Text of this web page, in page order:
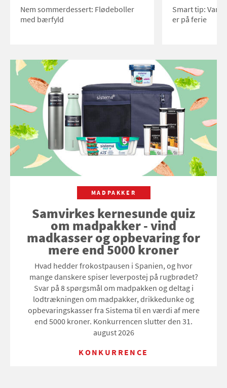
Nem sommerdessert: Flødeboller
med bærfyld
Smart tip:
er på ferie
MADPAKKER
Samvirkes kernesunde quiz
om madpakker - vind
madkasser og opbevaring for
mere end 5000 kroner
Hvad hedder frokostpausen i Spanien, og hvor
mange danskere spiser leverpostej på rugbrødet?
Svar på 8 spørgsmål om madpakken og deltag i
lodtrækningen om madpakker, drikkedunke og
opbevaringskasser fra Sistema til en værdi af mere
end 5000 kroner. Konkurrencen slutter den 31.
august 2026
KONKURRENCE